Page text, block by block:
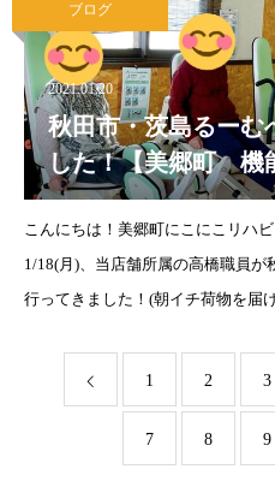
ブログ
2021.01.20
秋田市・茨島るーむ
した！【美郷町 機
こんにちは！美郷町にこにこリハ
1/18(月)、当店舗所属の高橋職員
行ってきました！(朝イチ荷物を届
1 2 3
7 8 9